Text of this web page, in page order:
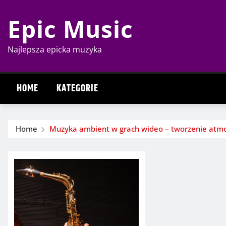
content
Epic Music
Najlepsza epicka muzyka
HOME KATEGORIE
Home Muzyka ambient w grach wideo – tworzenie